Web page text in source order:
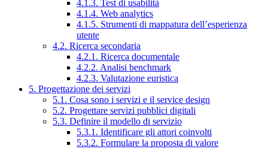
4.1.3. Test di usabilità
4.1.4. Web analytics
4.1.5. Strumenti di mappatura dell’esperienza
utente
4.2. Ricerca secondaria
4.2.1. Ricerca documentale
4.2.2. Analisi benchmark
4.2.3. Valutazione euristica
5. Progettazione dei servizi
5.1. Cosa sono i servizi e il service design
5.2. Progettare servizi pubblici digitali
5.3. Definire il modello di servizio
5.3.1. Identificare gli attori coinvolti
5.3.2. Formulare la proposta di valore